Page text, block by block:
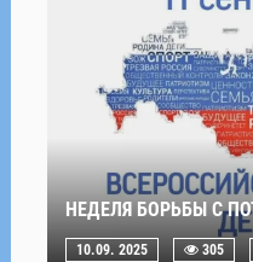
НЕДЕЛЯ БОРЬБЫ С
10.09. 2025 305